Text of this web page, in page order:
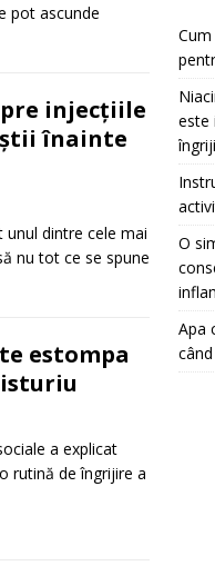
pot ascunde
injecțiile
știi înainte
unul dintre cele mai
nu tot ce se spune
estompa
a explicat
rutină de îngrijire a
este
O
Apa